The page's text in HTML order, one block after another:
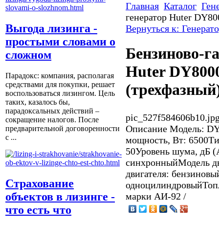
Выгода лизинга -
простыми словами о
сложном
Парадокс: компания, располагая
средствами для покупки, решает
воспользоваться лизингом. Цель
таких, казалось бы,
парадоксальных действий –
сокращение налогов. После
предварительной договоренности
с ...
Страхование
объектов в лизинге -
что есть что
Главная Каталог
генератор Huter
Вернуться к:
Бензиново-
Huter
Описание Модель:
мощность, Вт:
50Уровень шума, дБ
синхронныйМодель
двигателя:
марки АИ-92 /